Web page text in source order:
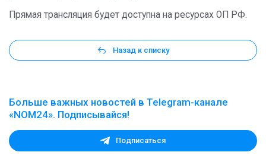
Прямая трансляция будет доступна на ресурсах ОП РФ.
Назад к списку
Больше важных новостей в Telegram-канале
«NOM24». Подписывайся!
Подписаться